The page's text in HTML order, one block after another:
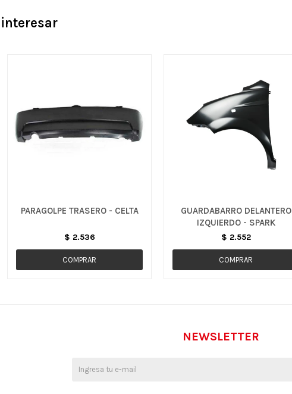
PARAGOLPE TRASERO - CELTA
$ 2.536
GUARDABARRO DELANTERO
IZQUIERDO - SPARK
$ 2.552
NEWSLETTER